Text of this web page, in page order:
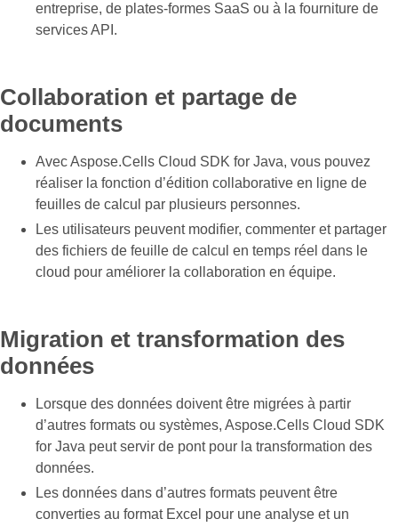
entreprise, de plates-formes SaaS ou à la fourniture de
services API.
Collaboration et partage de
documents
Avec Aspose.Cells Cloud SDK for Java, vous pouvez
réaliser la fonction d’édition collaborative en ligne de
feuilles de calcul par plusieurs personnes.
Les utilisateurs peuvent modifier, commenter et partager
des fichiers de feuille de calcul en temps réel dans le
cloud pour améliorer la collaboration en équipe.
Migration et transformation des
données
Lorsque des données doivent être migrées à partir
d’autres formats ou systèmes, Aspose.Cells Cloud SDK
for Java peut servir de pont pour la transformation des
données.
Les données dans d’autres formats peuvent être
converties au format Excel pour une analyse et un